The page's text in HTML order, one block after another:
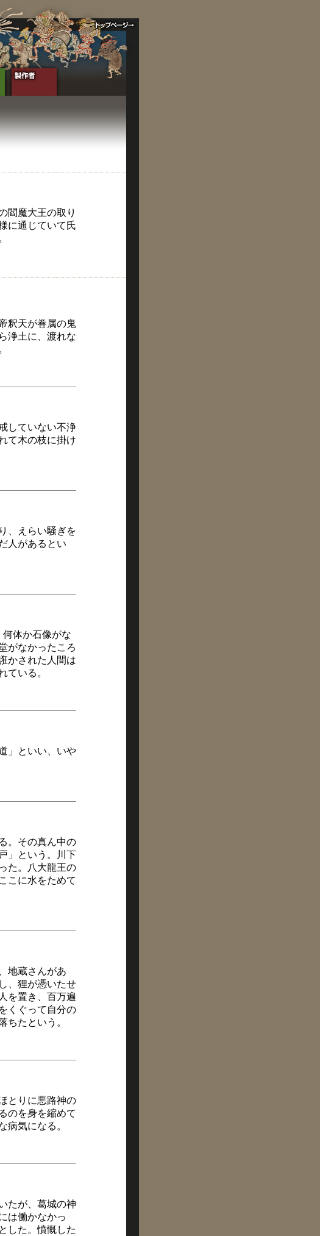
閻魔大王の取り
に通じていて氏
釈天が眷属の鬼
浄土に、渡れな
していない不浄
て木の枝に掛け
、えらい騒ぎを
人があるとい
体か石像がな
がなかったころ
かされた人間は
ている。
」といい、いや
。その真ん中の
」という。川下
た。八大龍王の
こに水をためて
地蔵さんがあ
、狸が憑いたせ
を置き、百万遍
くぐって自分の
ちたという。
とりに悪路神の
のを身を縮めて
病気になる。
たが、葛城の神
は働かなかっ
した。憤慨した